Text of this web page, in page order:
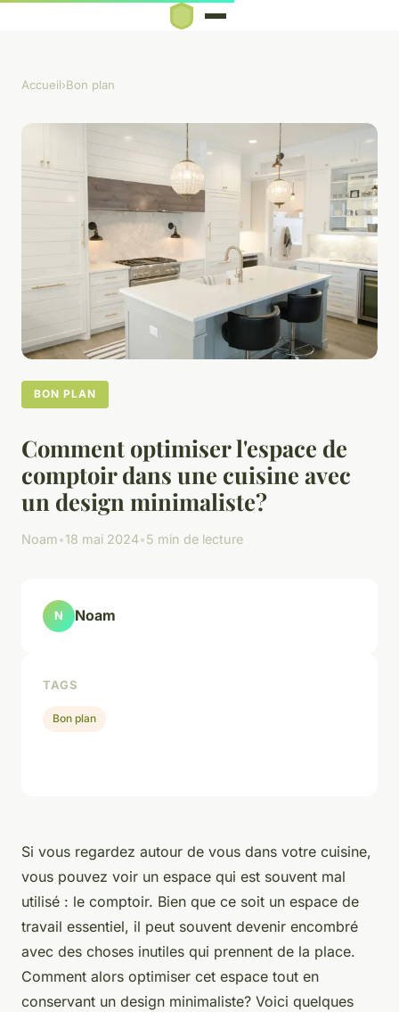
Accueil›Bon plan
BON PLAN
Comment optimiser l'espace de
comptoir dans une cuisine avec
un design minimaliste?
Noam•18 mai 2024•5 min de lecture
Si vous regardez autour de vous dans votre cuisine,
vous pouvez voir un espace qui est souvent mal
utilisé : le comptoir. Bien que ce soit un espace de
travail essentiel, il peut souvent devenir encombré
avec des choses inutiles qui prennent de la place.
Comment alors optimiser cet espace tout en
conservant un design minimaliste? Voici quelques
N Noam
TAGS
Bon plan